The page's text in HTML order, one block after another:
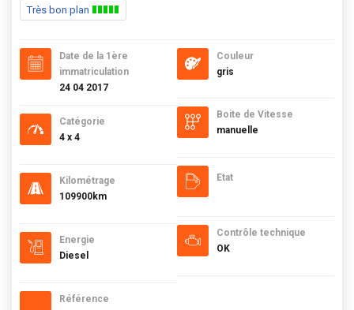
Très bon plan
Date de la 1ère
immatriculation
24 04 2017
Catégorie
4 x 4
Kilométrage
109900km
Energie
Diesel
Référence
Couleur
gris
Boite de Vitesse
manuelle
Etat
Contrôle technique
OK